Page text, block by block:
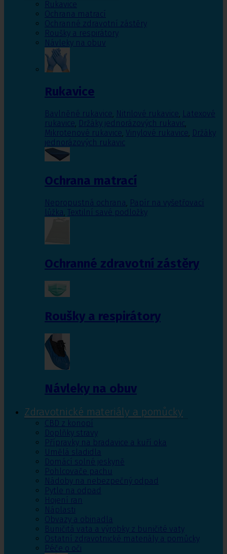
Rukavice
Ochrana matrací
Ochranné zdravotní zástěry
Roušky a respirátory
Návleky na obuv
Rukavice
Bavlněné rukavice, Nitrilové rukavice, Latexové
rukavice, Držáky jednorázových rukavic,
Mikrotenové rukavice, Vinylové rukavice, Držáky
jednorázových rukavic
Ochrana matrací
Nepropustná ochrana, Papír na vyšetřovací
lůžka, Textilní savé podložky
Ochranné zdravotní zástěry
Roušky a respirátory
Návleky na obuv
Zdravotnické materiály a pomůcky
CBD z konopí
Doplňky stravy
Přípravky na bradavice a kuří oka
Umělá sladidla
Domácí solné jeskyně
Pohlcovače pachu
Nádoby na nebezpečný odpad
Pytle na odpad
Hojení ran
Náplasti
Obvazy a obinadla
Buničitá vata a výrobky z buničité vaty
Ostatní zdravotnické materiály a pomůcky
Péče o oči